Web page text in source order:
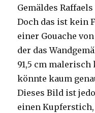
Gemäldes
Doch das ist kein
einer Gouache von
der das
91,5 cm
könnte kaum
Dieses Bild ist
einen